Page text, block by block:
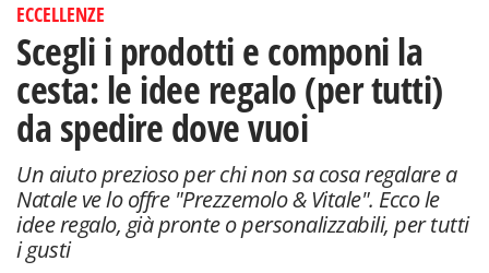
ECCELLENZE
Scegli i prodotti e componi la
cesta: le idee regalo (per tutti)
da spedire dove vuoi
Un aiuto prezioso per chi non sa cosa regalare a
Natale ve lo offre "Prezzemolo & Vitale". Ecco le
idee regalo, già pronte o personalizzabili, per tutti
i gusti